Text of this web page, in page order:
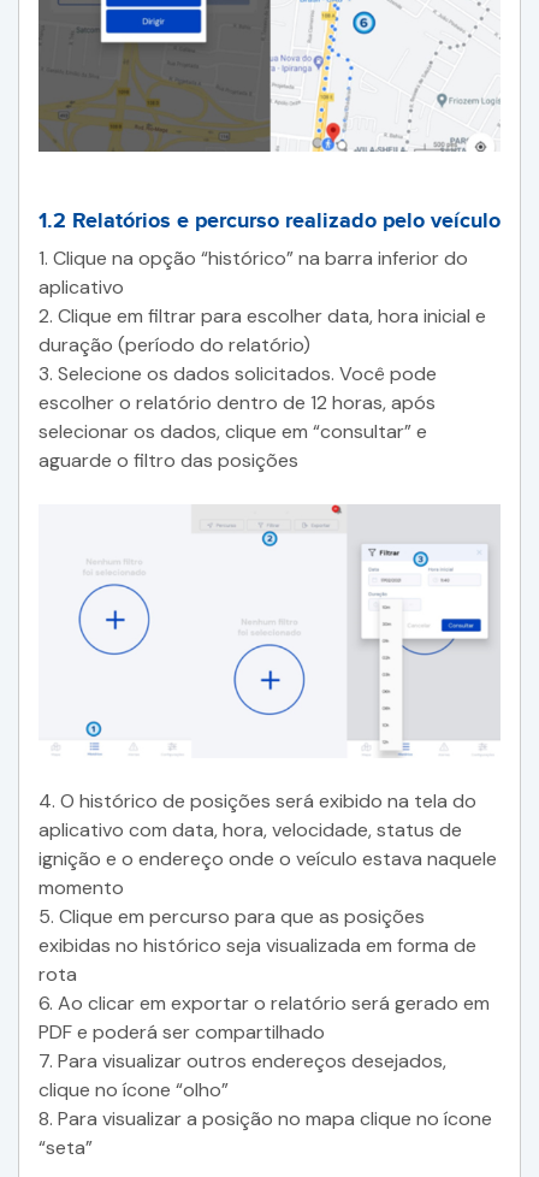
1.2 Relatórios e percurso realizado pelo veículo
1. Clique na opção “histórico” na barra inferior do
aplicativo
2. Clique em filtrar para escolher data, hora inicial e
duração (período do relatório)
3. Selecione os dados solicitados. Você pode
escolher o relatório dentro de 12 horas, após
selecionar os dados, clique em “consultar” e
aguarde o filtro das posições
4. O histórico de posições será exibido na tela do
aplicativo com data, hora, velocidade, status de
ignição e o endereço onde o veículo estava naquele
momento
5. Clique em percurso para que as posições
exibidas no histórico seja visualizada em forma de
rota
6. Ao clicar em exportar o relatório será gerado em
PDF e poderá ser compartilhado
7. Para visualizar outros endereços desejados,
clique no ícone “olho”
8. Para visualizar a posição no mapa clique no ícone
“seta”